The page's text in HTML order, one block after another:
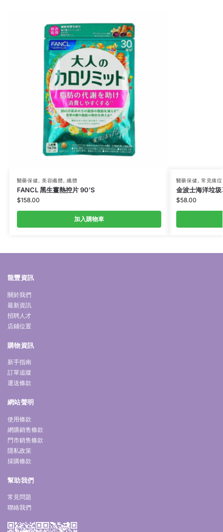
醫藥保健, 美容纖體,纖體
FANCL 黑生薑熱控片 90’S
$158.00
加入購物車
醫藥保健, 常見痛症
金波士海洋垃
$58.00
龍豐資訊
關於我們
最新資訊
招聘人才
店鋪位置
購物資訊
新手指南
訂單追蹤
運送條款
網站聲明
使用條款
網購銷售條款
門市銷售條款
隱私政策
採購條款
幫助我們
常見問題
聯絡我們